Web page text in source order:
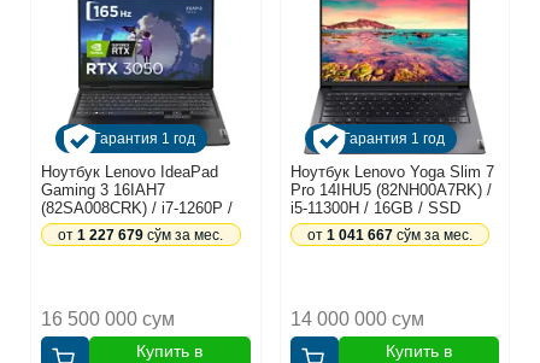
Гарантия 1 год
Ноутбук Lenovo IdeaPad
Gaming 3 16IAH7
(82SA008CRK) / i7-1260P /
16GB / SSD 1TB /
RTX3050Ti 4GB / 16",
16 500 000 сум
от1 227 679 сўм за мес.
Купить в
Гарантия 1 год
Ноутбук Lenovo Yoga Slim 7
Pro 14IHU5 (82NH00A7RK) /
i5-11300H / 16GB / SSD
256GB / Windows 10 Home /
14", серый
14 000 000 сум
от 1 041 667сўм за мес.
Купить в